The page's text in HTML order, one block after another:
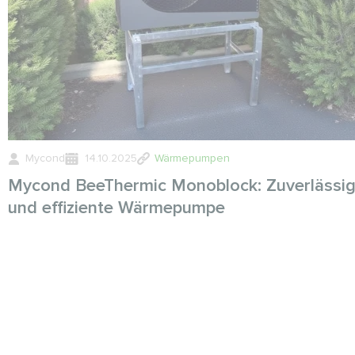
Mycond 14.10.2025 Wärmepumpen
Mycond BeeThermic Monoblock:
und effiziente Wärmepumpe